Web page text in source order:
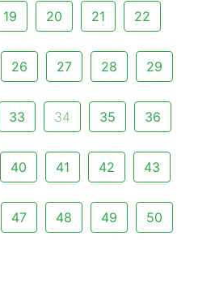
19 20 21 22
26 27 28 29
33 34 35 36
40 41 42 43
47 48 49 50